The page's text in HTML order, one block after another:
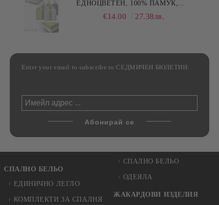
ЕДНОЦВЕТЕН, 100% ПАМУК,
РАЗЛИЧНИ РАЗМЕРИ
€14.00 27.38лв.
Enter your email to subscribe to СЕДМИЧЕН БЮЛЕТИН:
СПАЛНО БЕЛЬО
ЕДИНИЧНО ЛЕГЛО
КОМПЛЕКТИ ЗА СПАЛНЯ
СПАЛНО БЕЛЬО
ОДЕЯЛА
ЖАКАРДОВИ ИЗДЕЛИЯ